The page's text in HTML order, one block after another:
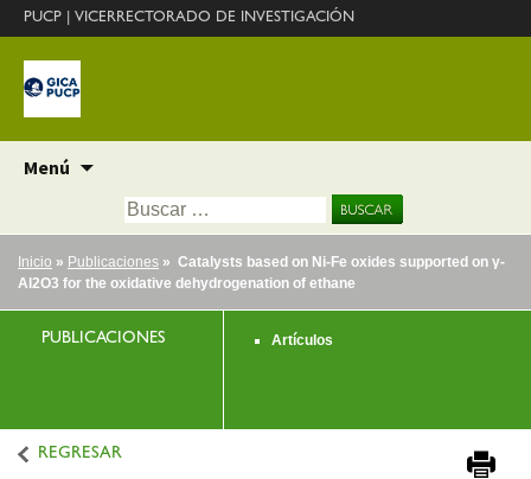
PUCP VICERRECTORADO DE INVESTIGACIÓN
Menú
contenido
Buscar:
Inicio » Publicaciones » Catalysts based on Ni-Fe oxides supported on γ-
Al2O3 for the oxidative dehydrogenation of ethane
PUBLICACIONES Artículos
REGRESAR